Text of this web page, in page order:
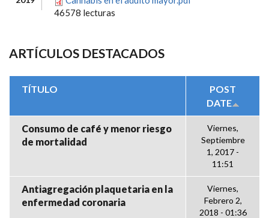
46578 lecturas
ARTÍCULOS DESTACADOS
TÍTULO
POST
DATE
Consumo de café y menor riesgo
de mortalidad
Viernes,
Septiembre
1, 2017 -
11:51
Antiagregación plaquetaria en la
enfermedad coronaria
Viernes,
Febrero 2,
2018 - 01:36